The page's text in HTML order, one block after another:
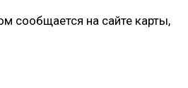
сообщается на сайте карты,